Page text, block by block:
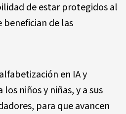
de estar protegidos al
de las
en IA y
niños y niñas, y a sus
para que avancen